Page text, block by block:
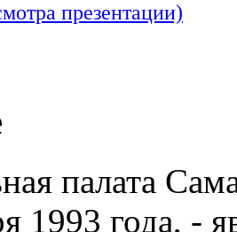
презентации)
палата
1993 года, -